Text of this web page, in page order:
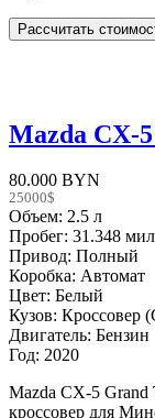
Mazda CX-
80.000 BYN
25000$
Объем: 2.5 л
Пробег: 31.348
Привод: Полный
Коробка: Автомат
Цвет: Белый
Кузов: Кроссовер
Двигатель: Бензин
Год: 2020
Mazda CX-5 Grand
кроссовер для